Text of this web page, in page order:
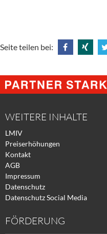
Seite teilen bei:
@
Facebook
@
Xing
WEITERE INHALTE
LMIV
Preiserhöhungen
Kontakt
AGB
Impressum
Datenschutz
Datenschutz Social Media
FÖRDERUNG